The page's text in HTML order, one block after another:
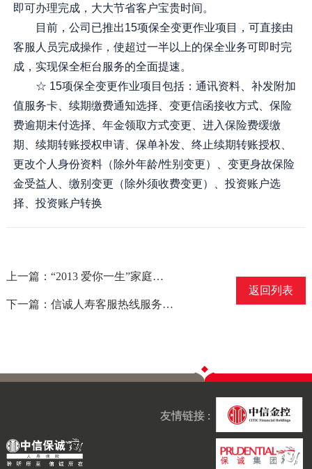
即可办理完成，大大节省客户宝贵时间。
目前，公司已推出15项保全变更作业项目，可直接由
客服人员完成操作，使超过一半以上的保全业务可即时完
成，实现保全柜台服务的全面提速。
☆ 15项保全变更作业项目包括：通讯资料、补发附加
值服务卡、续期缴费通知选择、变更信函接收方式、保险
费逾期未付选择、年金领取方式变更、进入保险费缓缴
期、续期转账授权申请、保单补发、终止续期转账授权、
更改个人身份资料（除外年龄/性别变更）、变更身故保险
金受益人、缴别变更（除外须收费变更）、投资账户选
择、投资账户转换
上一篇：“2013 爱你一生”家庭保单客户服务活动第三次中奖名单公布
下一篇：信诚人寿客服热线服务重磅升级
返回列表
友情链接 :